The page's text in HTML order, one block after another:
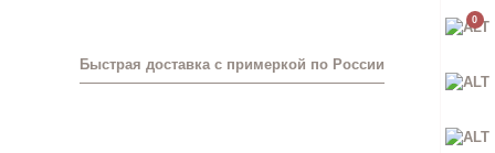
Быстрая доставка с примеркой по России
0